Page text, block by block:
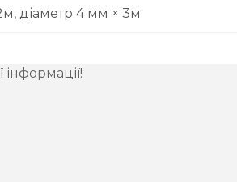
діаметр 4 мм × 3м